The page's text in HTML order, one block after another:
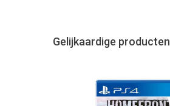
Gelijkaardige producten